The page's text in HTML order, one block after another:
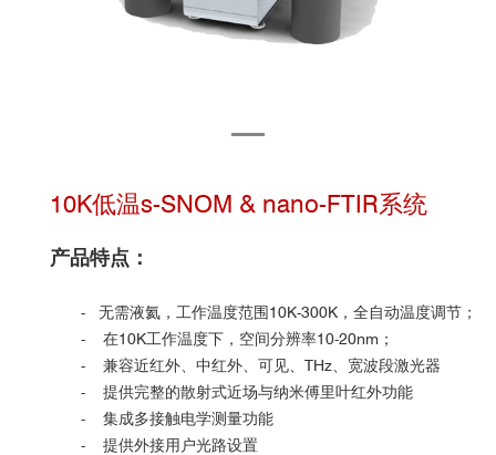
10K低温s-SNOM & nano-FTIR系统
产品特点：
- 无需液氦，工作温度范围10K-300K，全自动温度调节；
- 在10K工作温度下，空间分辨率10-20nm；
- 兼容近红外、中红外、可见、THz、宽波段激光器
- 提供完整的散射式近场与纳米傅里叶红外功能
- 集成多接触电学测量功能
- 提供外接用户光路设置